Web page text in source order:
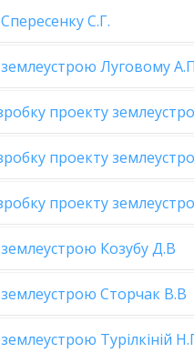
С.Г.
Луговому А.П
проекту
проекту
проекту
Козубу Д.В
Сторчак В.В
Турілкіній